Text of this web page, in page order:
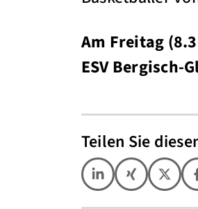
Am Freitag
ESV Bergisch-
Teilen Sie